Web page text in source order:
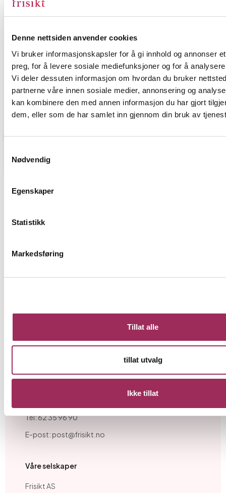
Denne nettsiden anvender cookies
Vi bruker informasjonskapsler for å gi innhold og annonser
preg, for å levere sosiale mediefunksjoner og for å
Vi deler dessuten informasjon om hvordan du bruker
partnerne våre innen sosiale medier, annonsering og
kan kombinere den med annen informasjon du har gjort
dem, eller som de har samlet inn gjennom din bruk av
Nødvendig
Egenskaper
Statistikk
Markedsføring
Tillat alle
tillat utvalg
Ikke tillat
Kontakt oss
Solid. Helhjerta. Kunnskapsrik.
Tel: 62 35 96 90
E-post: post@frisikt.no
Våre selskaper
Frisikt AS